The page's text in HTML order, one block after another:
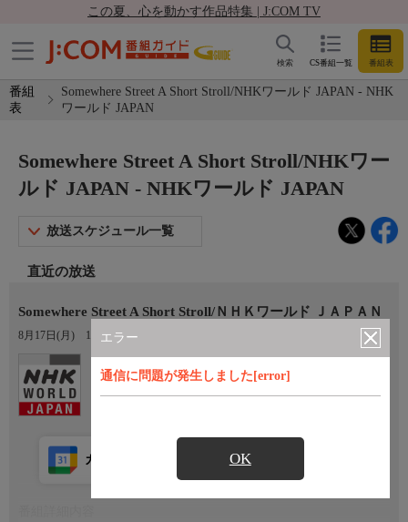
この夏、心を動かす作品特集 | J:COM TV
CS番組一覧 番組表
検索
番組
表
Somewhere Street A Short Stroll/NHKワールド JAPAN - NHK
ワールド JAPAN
エラー
通信に問題が発生しました[error]
OK
Somewhere Street A Short Stroll/NHKワー
ルド JAPAN - NHKワールド JAPAN
放送スケジュール一覧
直近の放送
Somewhere Street A Short Stroll/ＮＨＫワールド ＪＡＰＡＮ
8月17日(月) 11:10〜11:25
NHKワールド JAPAN
カレンダー登録 アプリ視聴